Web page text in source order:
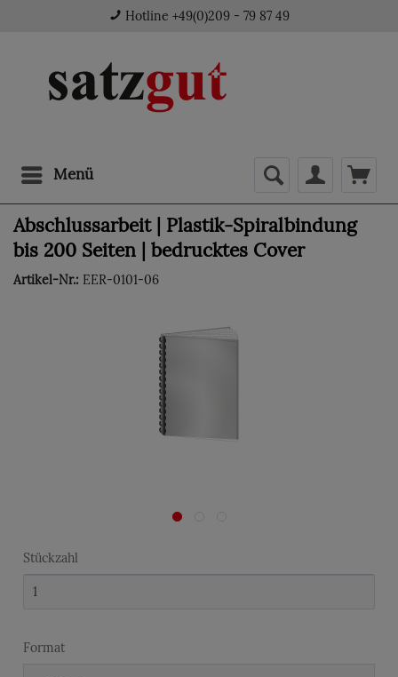
Hotline +49(0)209 - 79 87 49
Menü
Abschlussarbeit | Plastik-Spiralbindung
bis 200 Seiten | bedrucktes Cover
Artikel-Nr.: EER-0101-06
Stückzahl
Format